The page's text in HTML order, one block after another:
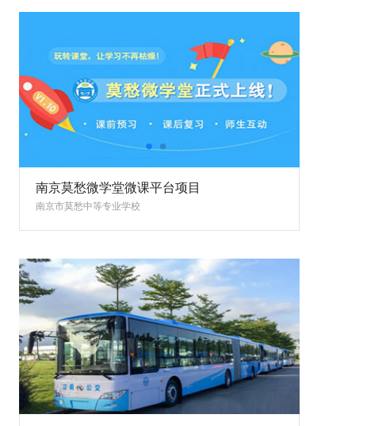
南京莫愁微学堂微课平台项目
南京市莫愁中等专业学校